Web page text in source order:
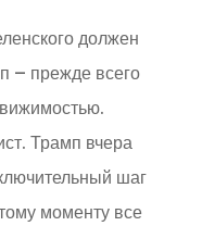
должен
– прежде всего
Трамп вчера
шаг
моменту все